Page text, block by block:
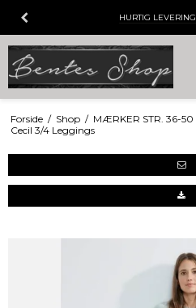
HURTIG LEVERING
Forside / Shop / MÆRKER STR. 36-50
Cecil 3/4 Leggings